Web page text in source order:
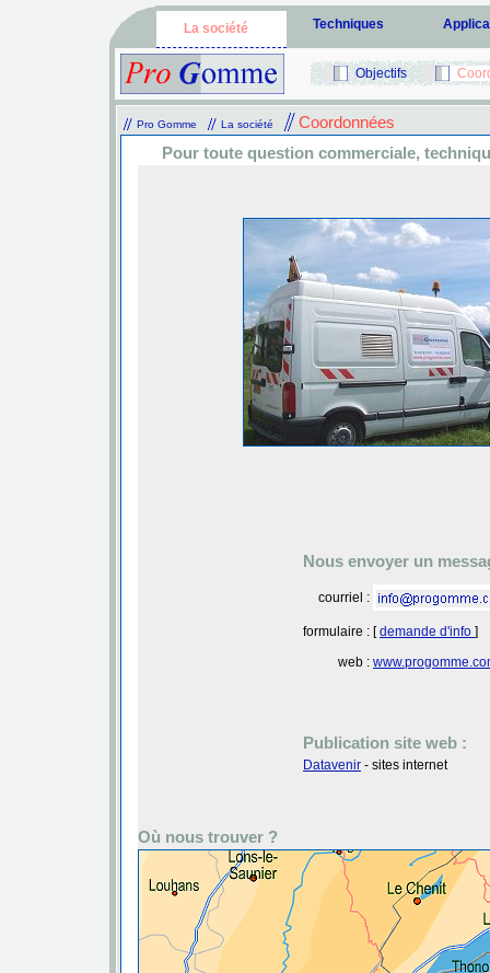
La société Techniques
Objectifs
Pro Gomme La société
Coordonnées
Pour toute question commerciale,
Nous envoyer un
courriel :
formulaire : [demande d'info ]
web :
Publication site web :
Datavenir - sites internet
Où nous trouver ?